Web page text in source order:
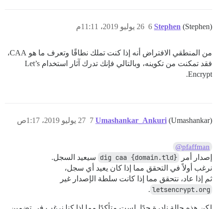
Stephen (Stephen) 26 يوليو 2019، 11:11م 6
من المنطقي الافتراض أنه إذا كنت تملك نطاقًا وتعرف ما هو CAA،
فقد تمكنت من تكوينه، وبالتالي فإنك تدرك آثار استخدام Let’s
Encrypt.
Umashankar_Ankuri (Umashankar) 27 يوليو 2019، 1:17ص 7
@pfaffman
إصدار أمر dig caa {domain.tld} سيعيد السجل.
نرغب أولاً في التحقق مما إذا كان يعيد أي سجل،
ثم إذا عاد، نتحقق مما إذا كانت سلطة الإصدار غير
letsencrypt.org
.